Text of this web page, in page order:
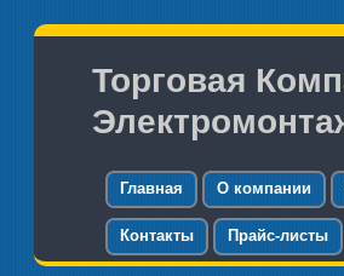
Торговая
Главная О компании
Контакты Прайс-листы